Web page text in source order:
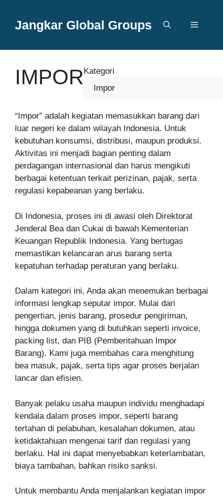
Jangkar Global Groups Menu
IMPORKategori
“Impor” adalah kegiatan memasukkan barang dari
luar negeri ke dalam wilayah Indonesia. Untuk
kebutuhan konsumsi, distribusi, maupun produksi.
Aktivitas ini menjadi bagian penting dalam
perdagangan internasional dan harus mengikuti
berbagai ketentuan terkait perizinan, pajak, serta
regulasi kepabeanan yang berlaku.
Di Indonesia, proses ini di awasi oleh Direktorat
Jenderal Bea dan Cukai di bawah Kementerian
Keuangan Republik Indonesia. Yang bertugas
memastikan kelancaran arus barang serta
kepatuhan terhadap peraturan yang berlaku.
Dalam kategori ini, Anda akan menemukan berbagai
informasi lengkap seputar impor. Mulai dari
pengertian, jenis barang, prosedur pengiriman,
hingga dokumen yang di butuhkan seperti invoice,
packing list, dan PIB (Pemberitahuan Impor
Barang). Kami juga membahas cara menghitung
bea masuk, pajak, serta tips agar proses berjalan
lancar dan efisien.
Banyak pelaku usaha maupun individu menghadapi
kendala dalam proses impor, seperti barang
tertahan di pelabuhan, kesalahan dokumen, atau
ketidaktahuan mengenai tarif dan regulasi yang
berlaku. Hal ini dapat menyebabkan keterlambatan,
biaya tambahan, bahkan risiko sanksi.
Untuk membantu Anda menjalankan kegiatan impor